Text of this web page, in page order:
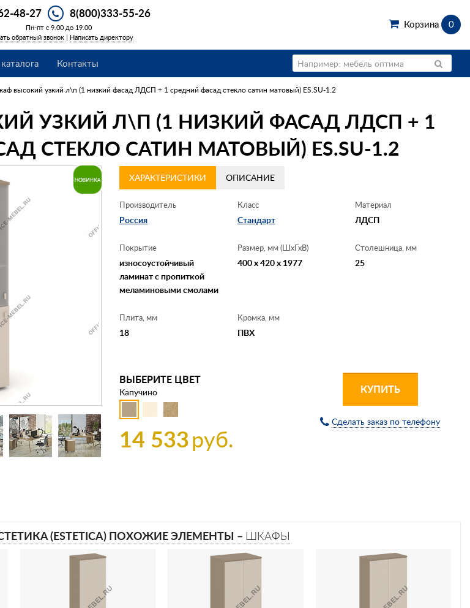
48-27 8(800)333-55-26
Пн-пт с 9.00 до 19.00
обратный звонок | Написать директору
Корзина 0
Контакты
высокий узкий л\п (1 низкий фасад ЛДСП + 1 средний фасад стекло сатин матовый) ES.SU-1.2
УЗКИЙ Л\П (1 НИЗКИЙ ФАСАД ЛДСП + 1
СТЕКЛО САТИН МАТОВЫЙ) ES.SU-1.2
ХАРАКТЕРИСТИКИ ОПИСАНИЕ
Производитель
Россия
Класс
Стандарт
Материал
ЛДСП
Покрытие
износоустойчивый
ламинат с пропиткой
меламиновыми смолами
Размер, мм (ШхГхВ)
400 x 420 x 1977
Столешница, мм
25
Плита, мм
18
Кромка, мм
ПВХ
ВЫБЕРИТЕ ЦВЕТ
Капучино
14 533руб.
КУПИТЬ
Сделать заказ по телефону
(ESTETICA) ПОХОЖИЕ ЭЛЕМЕНТЫ – ШКАФЫ